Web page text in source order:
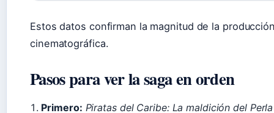
Estos datos confirman la magnitud de la
cinematográfica.
Pasos para ver la saga en orden
Primero: Piratas del Caribe: La maldición del